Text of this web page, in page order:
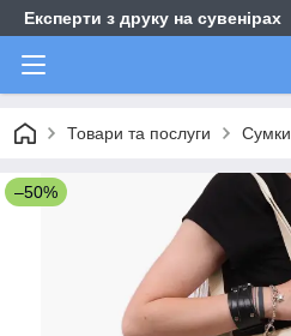
Експерти з друку на сувенірах
Товари та послуги Сумки
–50%